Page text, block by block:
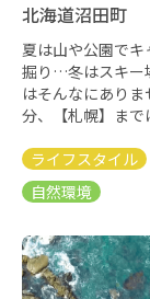
北海道沼田町
夏は山や公園で
掘り…冬はスキー
はそんなにあり
分、【札幌】まで